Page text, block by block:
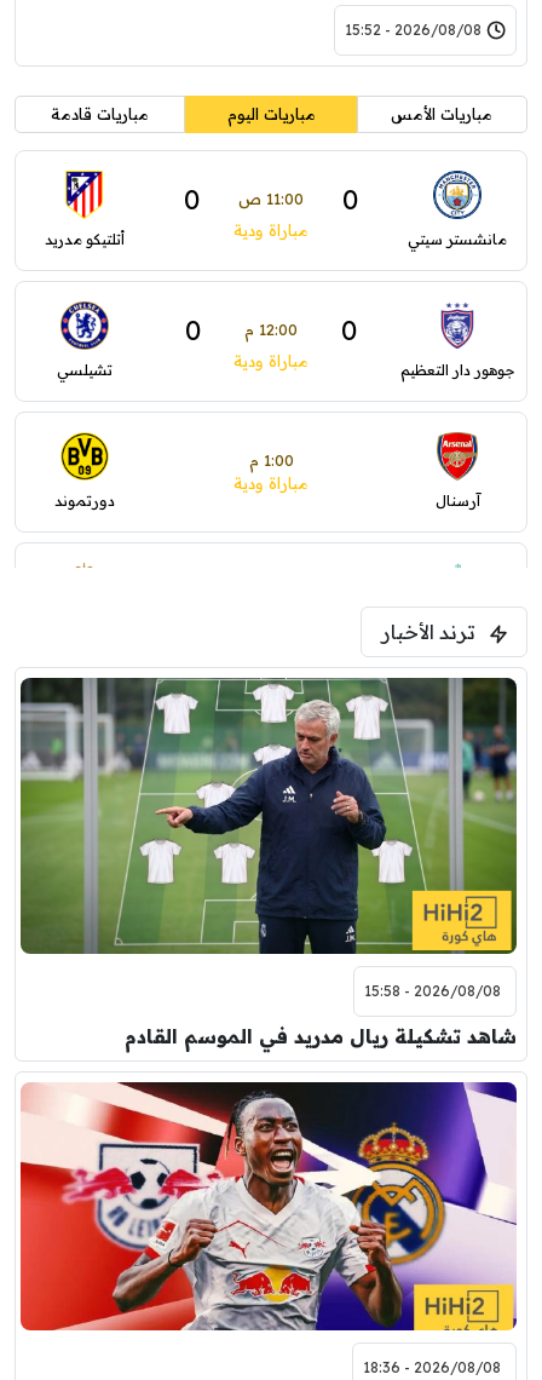
2026/08/08 - 15:52
مباريات الأمس مباريات اليوم مباريات قادمة
مانشستر سيتي
0 11:00 ص 0
مباراة ودية أتلتيكو مدريد
جوهور دار التعظيم
0 12:00 م 0
مباراة ودية تشيلسي
آرسنال
1:00 م
مباراة ودية
دورتموند
ليفربول
ترند الأخبار
2026/08/08 - 15:58
شاهد تشكيلة ريال مدريد في الموسم القادم
2026/08/08 - 18:36